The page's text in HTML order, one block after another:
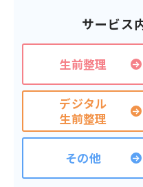
サービス
生前整理
デジタル
生前整理
その他